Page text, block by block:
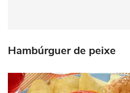
Hambúrguer de peixe